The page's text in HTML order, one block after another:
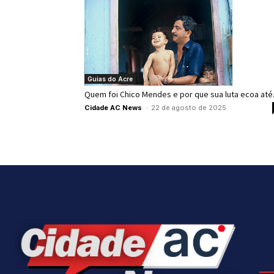
Guias do Acre
Quem foi Chico Mendes e por que sua luta ecoa
Cidade AC News - 22 de agosto de 2025